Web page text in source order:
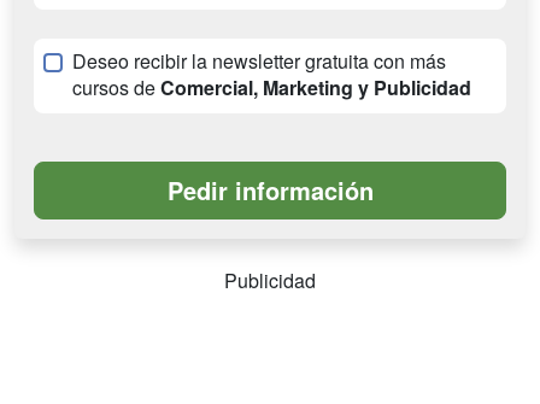
Deseo recibir la newsletter gratuita con más
cursos deComercial, Marketing y Publicidad
Publicidad